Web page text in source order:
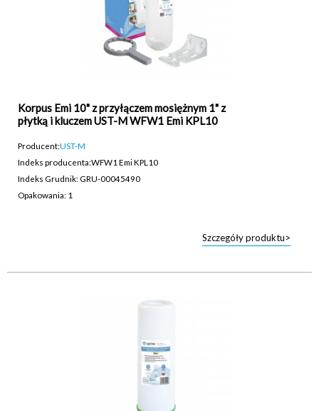
Korpus Emi 10" z przyłączem mosiężnym 1" z
płytką i kluczem UST-M WFW1 Emi KPL10
Producent:UST-M
Indeks producenta:WFW1 Emi KPL10
Indeks Grudnik: GRU-00045490
Opakowania: 1
Szczegóły produktu>